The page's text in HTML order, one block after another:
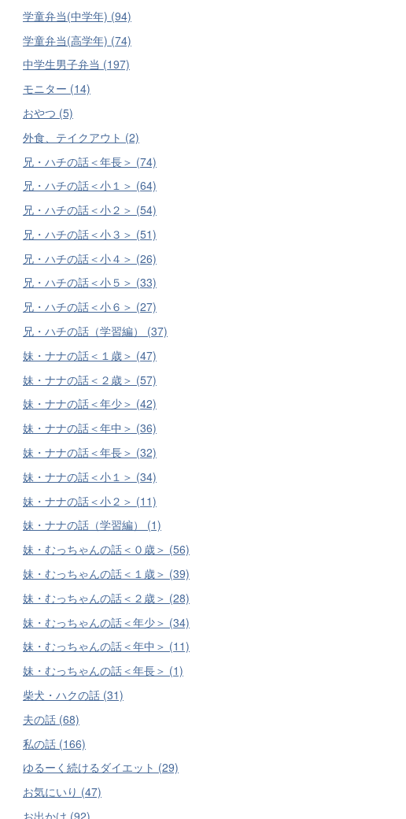
学童弁当(中学年) (94)
学童弁当(高学年) (74)
中学生男子弁当 (197)
モニター (14)
おやつ (5)
外食、テイクアウト (2)
兄・ハチの話＜年長＞ (74)
兄・ハチの話＜小１＞ (64)
兄・ハチの話＜小２＞ (54)
兄・ハチの話＜小３＞ (51)
兄・ハチの話＜小４＞ (26)
兄・ハチの話＜小５＞ (33)
兄・ハチの話＜小６＞ (27)
兄・ハチの話（学習編） (37)
妹・ナナの話＜１歳＞ (47)
妹・ナナの話＜２歳＞ (57)
妹・ナナの話＜年少＞ (42)
妹・ナナの話＜年中＞ (36)
妹・ナナの話＜年長＞ (32)
妹・ナナの話＜小１＞ (34)
妹・ナナの話＜小２＞ (11)
妹・ナナの話（学習編） (1)
妹・むっちゃんの話＜０歳＞ (56)
妹・むっちゃんの話＜１歳＞ (39)
妹・むっちゃんの話＜２歳＞ (28)
妹・むっちゃんの話＜年少＞ (34)
妹・むっちゃんの話＜年中＞ (11)
妹・むっちゃんの話＜年長＞ (1)
柴犬・ハクの話 (31)
夫の話 (68)
私の話 (166)
ゆるーく続けるダイエット (29)
お気にいり (47)